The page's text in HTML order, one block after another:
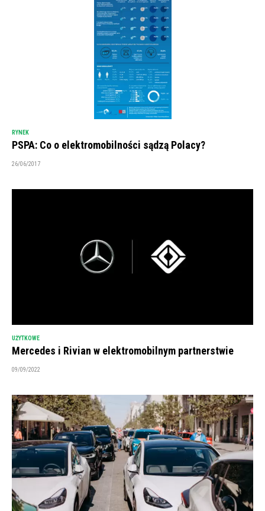
RYNEK
PSPA: Co o elektromobilności sądzą Polacy?
26/06/2017
UŻYTKOWE
Mercedes i Rivian w elektromobilnym partnerstwie
09/09/2022